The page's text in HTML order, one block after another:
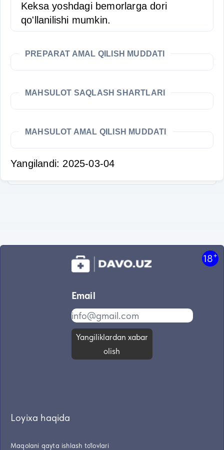
Keksa yoshdagi bemorlarga dori
qo'llanilishi mumkin.
PREPARAT AMAL QILISH MUDDATI
MAHSULOT SAQLASH SHARTLARI
MAHSULOT AMAL QILISH MUDDATI
Yangilandi: 2025-03-04
18+
Email
Yangiliklardan xabar
olish
Loyixa haqida
Maqolani qayta ishlash to'lovlari